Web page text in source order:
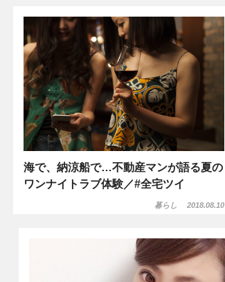
海で、納涼船で…不動産マンが語る夏の
ワンナイトラブ体験／#全宅ツイ
暮らし 2018.08.10